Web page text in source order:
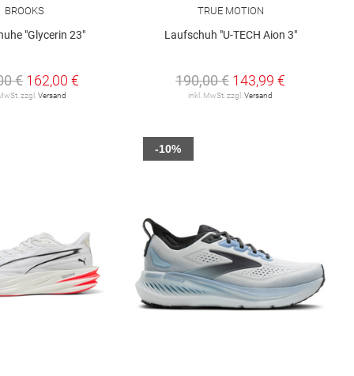
BROOKS
"Glycerin 23"
€ 162,00 €
zzgl.Versand
TRUE MOTION
Laufschuh "U-TECH Aion 3"
190,00 € 143,99 €
inkl. MwSt. zzgl.Versand
-10%